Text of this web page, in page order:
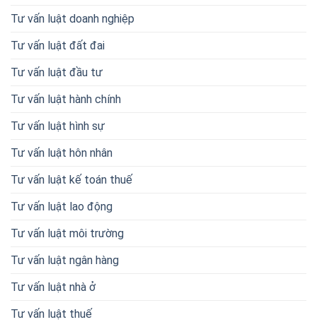
Tư vấn luật doanh nghiệp
Tư vấn luật đất đai
Tư vấn luật đầu tư
Tư vấn luật hành chính
Tư vấn luật hình sự
Tư vấn luật hôn nhân
Tư vấn luật kế toán thuế
Tư vấn luật lao động
Tư vấn luật môi trường
Tư vấn luật ngân hàng
Tư vấn luật nhà ở
Tư vấn luật thuế